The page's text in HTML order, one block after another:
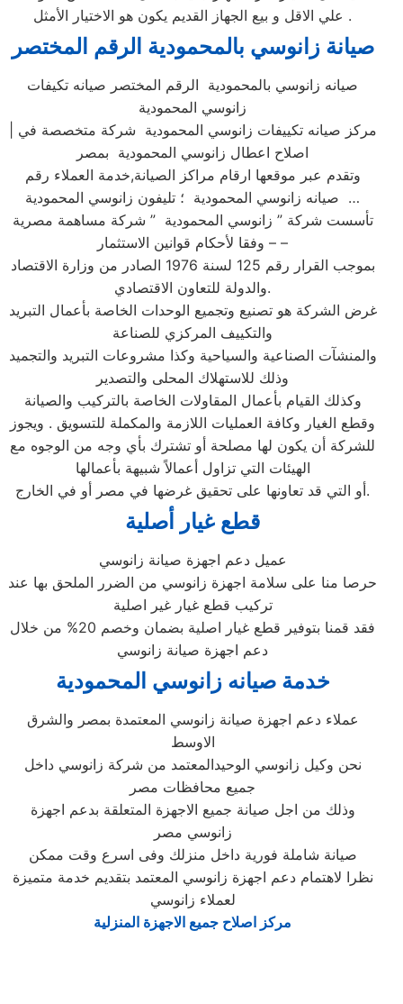
علي الاقل و بيع الجهاز القديم يكون هو الاختيار الأمثل .
صيانة زانوسي بالمحمودية الرقم المختصر
صيانه زانوسي بالمحمودية الرقم المختصر صيانه تكيفات
زانوسي المحمودية
اصلاح اعطال زانوسي المحمودية بمصر
وتقدم عبر موقعها ارقام مراكز الصيانة,خدمة العملاء رقم
صيانه زانوسي المحمودية ؛ تليفون زانوسي المحمودية …
تأسست شركة ” زانوسي المحمودية ” شركة مساهمة مصرية
– وفقا لأحكام قوانين الاستثمار –
بموجب القرار رقم 125 لسنة 1976 الصادر من وزارة الاقتصاد
والدولة للتعاون الاقتصادي.
غرض الشركة هو تصنيع وتجميع الوحدات الخاصة بأعمال التبريد
والتكييف المركزي للصناعة
والمنشآت الصناعية والسياحية وكذا مشروعات التبريد والتجميد
وذلك للاستهلاك المحلى والتصدير
وكذلك القيام بأعمال المقاولات الخاصة بالتركيب والصيانة
وقطع الغيار وكافة العمليات اللازمة والمكملة للتسويق . ويجوز
للشركة أن يكون لها مصلحة أو تشترك بأي وجه من الوجوه مع
الهيئات التي تزاول أعمالاً شبيهة بأعمالها
أو التي قد تعاونها على تحقيق غرضها في مصر أو في الخارج.
قطع غيار أصلية
عميل دعم اجهزة صيانة زانوسي
حرصا منا على سلامة اجهزة زانوسي من الضرر الملحق بها عند
تركيب قطع غيار غير اصلية
فقد قمنا بتوفير قطع غيار اصلية بضمان وخصم 20% من خلال
دعم اجهزة صيانة زانوسي
خدمة صيانه زانوسي المحمودية
عملاء دعم اجهزة صيانة زانوسي المعتمدة بمصر والشرق
الاوسط
نحن وكيل زانوسي الوحيدالمعتمد من شركة زانوسي داخل
جميع محافظات مصر
وذلك من اجل صيانة جميع الاجهزة المتعلقة بدعم اجهزة
زانوسي مصر
صيانة شاملة فورية داخل منزلك وفى اسرع وقت ممكن
نظرا لاهتمام دعم اجهزة زانوسي المعتمد بتقديم خدمة متميزة
لعملاء زانوسي
مركز اصلاح جميع الاجهزة المنزلية